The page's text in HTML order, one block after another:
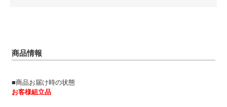
商品情報
■商品お届け時の状態
お客様組立品